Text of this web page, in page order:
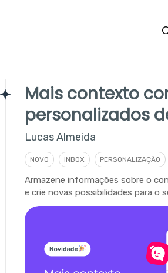
Mais contexto
personalizados
Lucas Almeida
NOVO INBOX PERSONALIZAÇÃO
Armazene informações sobre o
e crie novas possibilidades para o